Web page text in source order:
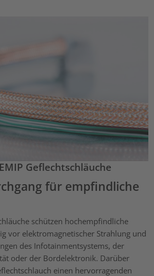
Geflechtschläuche
für empfindliche
schützen hochempfindliche
vor elektromagnetischer Strahlung und
des Infotainmentsystems, der
oder der Bordelektronik. Darüber
einen hervorragenden